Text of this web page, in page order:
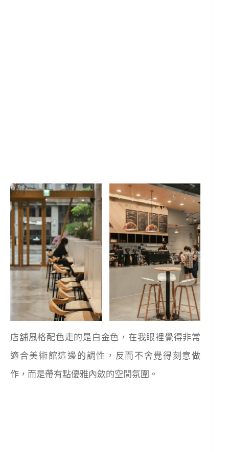
店舖風格配色走的是白金色，在我眼裡覺得非常
適合美術館這邊的調性，反而不會覺得刻意做
作，而是帶有點優雅內斂的空間氛圍。